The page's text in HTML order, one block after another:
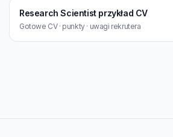
Research Scientist przykład CV
Gotowe CV · punkty · uwagi rekrutera